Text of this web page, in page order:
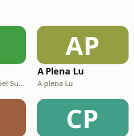
Otto Guevara y Daniel Suchar
AP
A Plena Lu
A plena Lu
CP